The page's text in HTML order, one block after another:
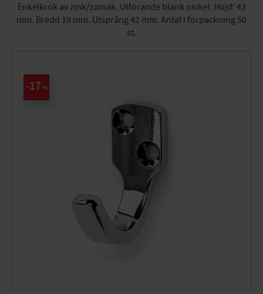
Enkelkrok av zink/zamak. Utförande blank nickel. Höjd: 43
mm. Bredd 19 mm. Utsprång 42 mm. Antal i förpackning 50
st.
17 %